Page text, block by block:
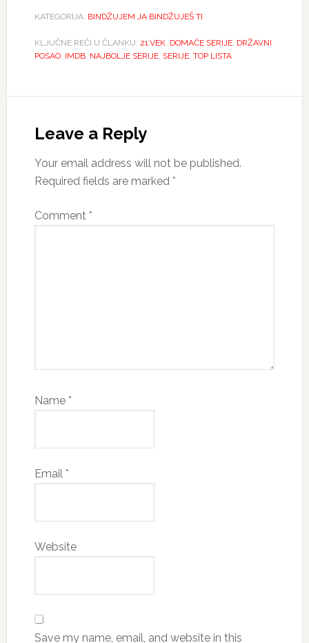
KATEGORIJA: BINDŽUJEM JA BINDŽUJEŠ TI
KLJUČNE REČI U ČLANKU: 21.VEK, DOMAĆE SERIJE, DRŽAVNI
POSAO, IMDB, NAJBOLJE SERIJE, SERIJE, TOP LISTA
Interactions
Leave a Reply
Your email address will not be published.
Required fields are marked *
Comment *
Name *
Email *
Website
Save my name, email, and website in this